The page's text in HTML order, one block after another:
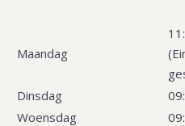
Maandag
Dinsdag
Woensdag